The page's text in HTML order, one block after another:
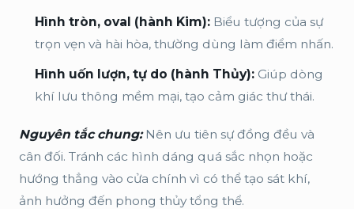
Hình tròn, oval (hành Kim): Biểu tượng của sự
trọn vẹn và hài hòa, thường dùng làm điểm nhấn.
Hình uốn lượn, tự do (hành Thủy): Giúp dòng
khí lưu thông mềm mại, tạo cảm giác thư thái.
Nguyên tắc chung:Nên ưu tiên sự đồng đều và
cân đối. Tránh các hình dáng quá sắc nhọn hoặc
hướng thẳng vào cửa chính vì có thể tạo sát khí,
ảnh hưởng đến phong thủy tổng thể.